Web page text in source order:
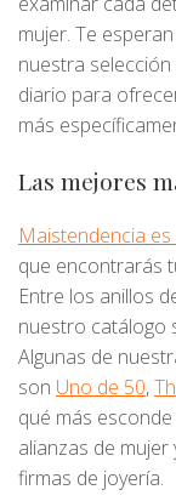
mujer. Te
nuestra
diario para
más
Las mejores
Maistendencia
que encontrarás
Entre los anillos
nuestro catálogo
Algunas de
son Uno de 50,
qué más
alianzas de
firmas de joyería.